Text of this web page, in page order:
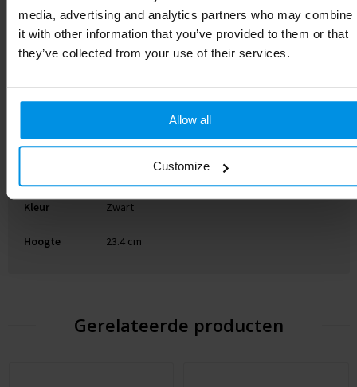
media, advertising and analytics partners who may combine
it with other information that you’ve provided to them or that
they’ve collected from your use of their services.
Allow all
Customize
Gewicht 89 g
Materiaal
PET-kunststof, PP-kunststof SAN-kunststof PE-
kunststof
Diameter 8.9 cm
8713159311522
Kleur Zwart
Hoogte 23.4 cm
Gerelateerde producten